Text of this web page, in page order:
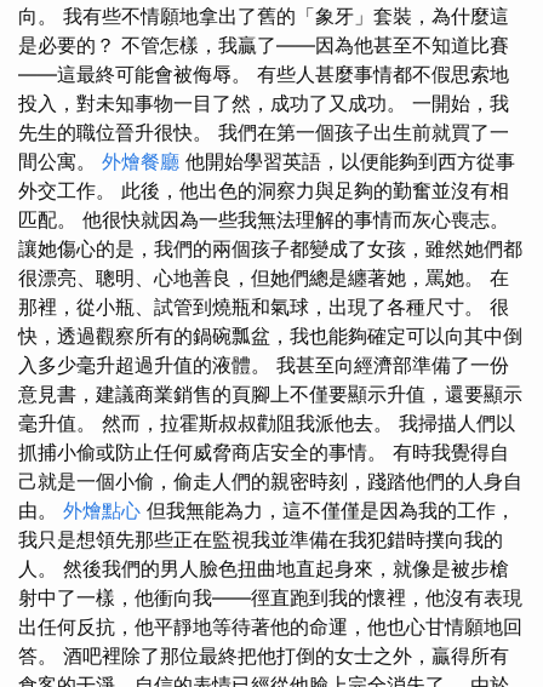
向。 我有些不情願地拿出了舊的「象牙」套裝，為什麼這
是必要的？ 不管怎樣，我贏了——因為他甚至不知道比賽
——這最終可能會被侮辱。 有些人甚麼事情都不假思索地
投入，對未知事物一目了然，成功了又成功。 一開始，我
先生的職位晉升很快。 我們在第一個孩子出生前就買了一
間公寓。 外燴餐廳 他開始學習英語，以便能夠到西方從事
外交工作。 此後，他出色的洞察力與足夠的勤奮並沒有相
匹配。 他很快就因為一些我無法理解的事情而灰心喪志。
讓她傷心的是，我們的兩個孩子都變成了女孩，雖然她們都
很漂亮、聰明、心地善良，但她們總是纏著她，罵她。 在
那裡，從小瓶、試管到燒瓶和氣球，出現了各種尺寸。 很
快，透過觀察所有的鍋碗瓢盆，我也能夠確定可以向其中倒
入多少毫升超過升值的液體。 我甚至向經濟部準備了一份
意見書，建議商業銷售的頁腳上不僅要顯示升值，還要顯示
毫升值。 然而，拉霍斯叔叔勸阻我派他去。 我掃描人們以
抓捕小偷或防止任何威脅商店安全的事情。 有時我覺得自
己就是一個小偷，偷走人們的親密時刻，踐踏他們的人身自
由。 外燴點心 但我無能為力，這不僅僅是因為我的工作，
我只是想領先那些正在監視我並準備在我犯錯時撲向我的
人。 然後我們的男人臉色扭曲地直起身來，就像是被步槍
射中了一樣，他衝向我——徑直跑到我的懷裡，他沒有表現
出任何反抗，他平靜地等待著他的命運，他也心甘情願地回
答。 酒吧裡除了那位最終把他打倒的女士之外，贏得所有